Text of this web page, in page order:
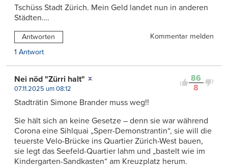
Tschüss Stadt Zürich. Mein Geld landet nun in anderen
Städten….
Antworten
Kommentar melden
1 Antwort
86
8
Nei nöd "Zürri halt"
07.11.2025 um 08:12
Stadträtin Simone Brander muss weg!!
Sie hält sich an keine Gesetze – denn sie war während
Corona eine Sihlquai „Sperr-Demonstrantin“, sie will die
teuerste Velo-Brücke ins Quartier Zürich-West bauen,
sie legt das Seefeld-Quartier lahm und „bastelt wie im
Kindergarten-Sandkasten“ am Kreuzplatz herum.